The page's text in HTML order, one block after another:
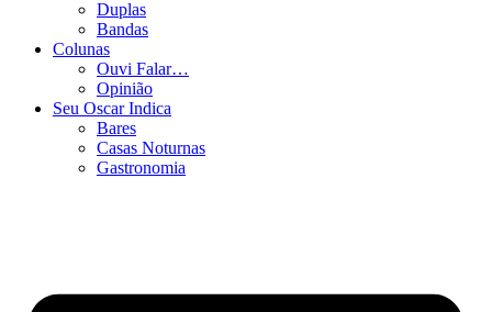
Duplas
Bandas
Colunas
Ouvi Falar…
Opinião
Seu Oscar Indica
Bares
Casas Noturnas
Gastronomia